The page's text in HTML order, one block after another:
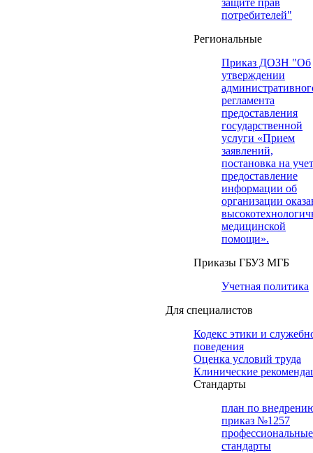
защите прав
потребителей"
Региональные
Приказ ДОЗН "Об
утверждении
регламента
предоставления
государственной
услуги «Прием
заявлений,
постановка на
предоставление
информации об
организации
медицинской
помощи».
Приказы ГБУЗ МГБ
Учетная политика
Для специалистов
Кодекс этики и
поведения
Оценка условий труда
Клинические
Cтандарты
план по
приказ №1257
профессиональные
стандарты